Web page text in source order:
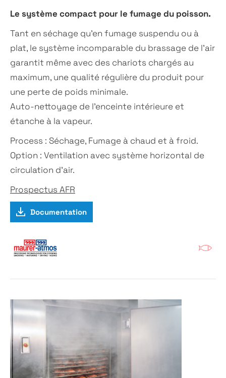
Le système compact pour le fumage du poisson.
Tant en séchage qu’en fumage suspendu ou à
plat, le système incomparable du brassage de l’air
garantit même avec des chariots chargés au
maximum, une qualité régulière du produit pour
une perte de poids minimale.
Auto-nettoyage de l’enceinte intérieure et
étanche à la vapeur.
Process : Séchage, Fumage à chaud et à froid.
Option : Ventilation avec système horizontal de
circulation d’air.
Prospectus AFR
Documentation